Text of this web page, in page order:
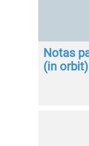
Notas
(in